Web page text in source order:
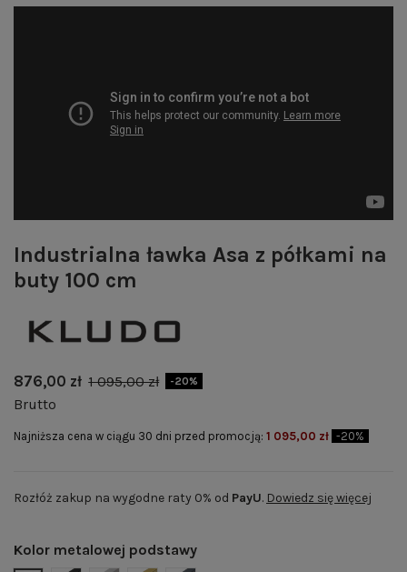
Industrialna ławka Asa z półkami na
buty 100 cm
876,00 zł 1 095,00 zł -20%
Brutto
Najniższa cena w ciągu 30 dni przed promocją: 1 095,00 zł -20%
Rozłóż zakup na wygodne raty 0% od PayU. Dowiedz się więcej
Kolor metalowej podstawy